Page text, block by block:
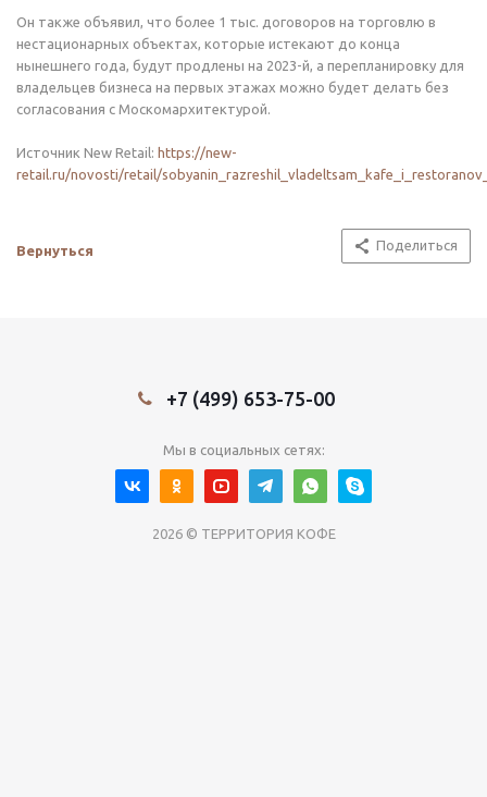
Он также объявил, что более 1 тыс. договоров на торговлю в
нестационарных объектах, которые истекают до конца
нынешнего года, будут продлены на 2023-й, а перепланировку для
владельцев бизнеса на первых этажах можно будет делать без
согласования с Москомархитектурой.
Источник New Retail: https://new-
retail.ru/novosti/retail/
Вернуться Поделиться
+7 (499) 653-75-00
Мы в социальных сетях:
2026 © ТЕРРИТОРИЯ КОФЕ